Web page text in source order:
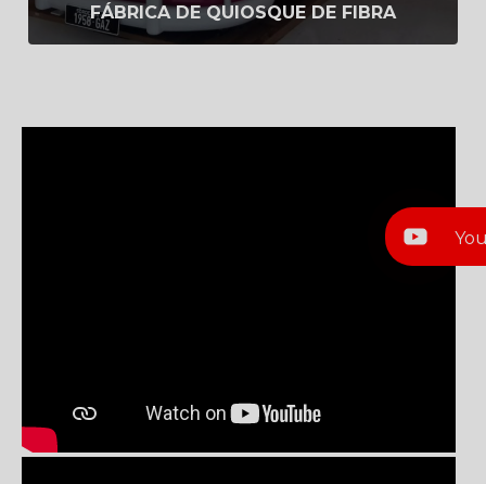
FÁBRICA DE QUIOSQUE DE FIBRA